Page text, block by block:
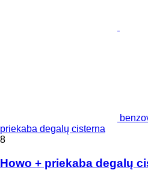
priekaba degalų cisterna
8
Howo + priekaba degalų